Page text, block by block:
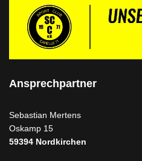
Ansprechpartner
Sebastian Mertens
Oskamp 15
59394 Nordkirchen